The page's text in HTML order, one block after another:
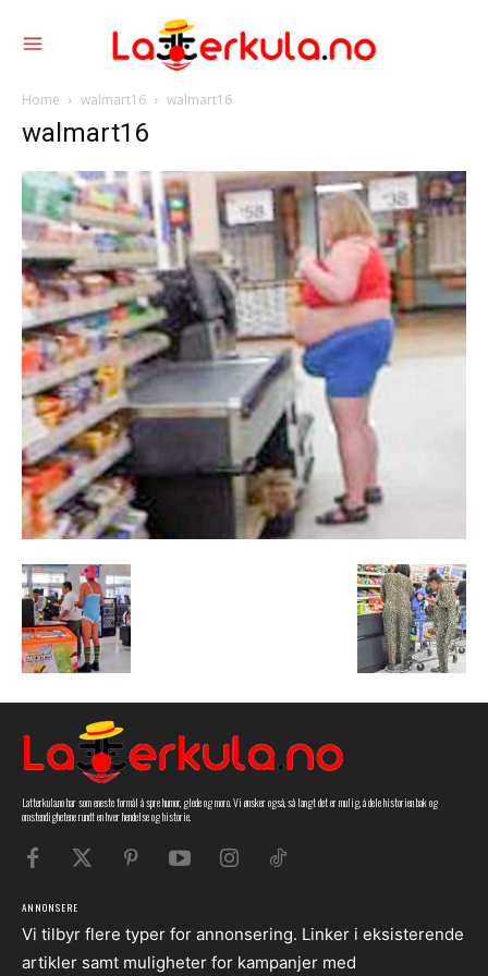
Home walmart16 walmart16
walmart16
Latterkula.no har som eneste formål å spre humor, glede og moro. Vi ønsker også, så langt det er mulig, å dele historien bak og
omstendighetene rundt en hver hendelse og historie.
ANNONSERE
Vi tilbyr flere typer for annonsering. Linker i eksisterende
artikler samt muligheter for kampanjer med